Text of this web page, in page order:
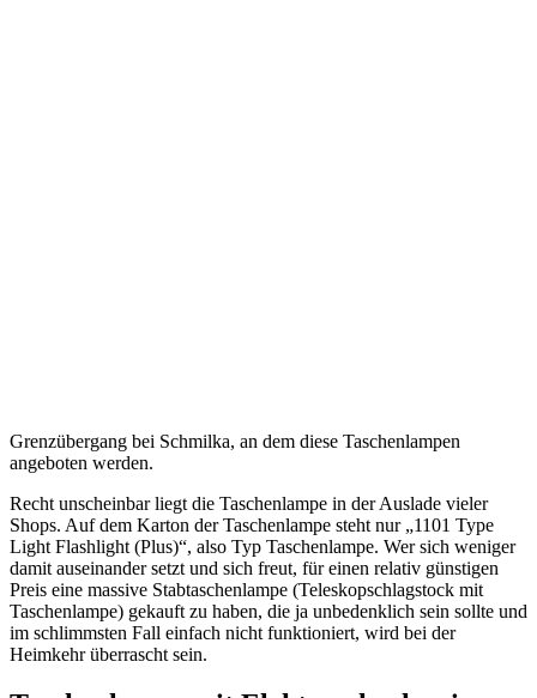
Grenzübergang bei Schmilka, an dem diese Taschenlampen
angeboten werden.
Recht unscheinbar liegt die Taschenlampe in der Auslade vieler
Shops. Auf dem Karton der Taschenlampe steht nur „1101 Type
Light Flashlight (Plus)“, also Typ Taschenlampe. Wer sich weniger
damit auseinander setzt und sich freut, für einen relativ günstigen
Preis eine massive Stabtaschenlampe (Teleskopschlagstock mit
Taschenlampe) gekauft zu haben, die ja unbedenklich sein sollte und
im schlimmsten Fall einfach nicht funktioniert, wird bei der
Heimkehr überrascht sein.